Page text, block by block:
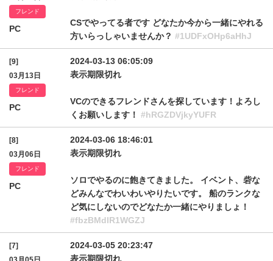
フレンド
PC
CSでやってる者です どなたか今から一緒にやれる
方いらっしゃいませんか？ #1UDFxOHp6aHhJ
[9]
03月13日
フレンド
PC
2024-03-13 06:05:09
表示期限切れ
VCのできるフレンドさんを探しています！よろし
くお願いします！ #hRGZDVjkyYUFR
[8]
03月06日
フレンド
PC
2024-03-06 18:46:01
表示期限切れ
ソロでやるのに飽きてきました。 イベント、砦な
どみんなでわいわいやりたいです。 船のランクな
ど気にしないのでどなたか一緒にやりましょ！
#fbzBMdlR1WGZJ
[7]
2024-03-05 20:23:47
表示期限切れ